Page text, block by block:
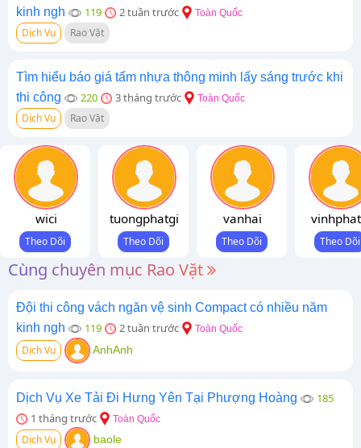
kinh ngh
119 2 tuần trước Toàn Quốc
Dịch Vụ Rao Vặt
Tìm hiểu báo giá tấm nhựa thông minh lấy sáng trước khi
thi công
220 3 tháng trước Toàn Quốc
Dịch Vụ Rao Vặt
wici tuongphatgi vanhai vinhphat
Cùng chuyên mục Rao Vặt
Đội thi công vách ngăn vệ sinh Compact có nhiều năm
kinh ngh
119 2 tuần trước Toàn Quốc
Dịch Vụ AnhAnh
Dịch Vụ Xe Tải Đi Hưng Yên Tại Phượng Hoàng
185
1 tháng trước
Toàn Quốc
Dịch Vụ baole